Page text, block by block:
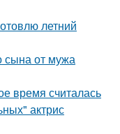
летний
сына от мужа
время считалась
актрис